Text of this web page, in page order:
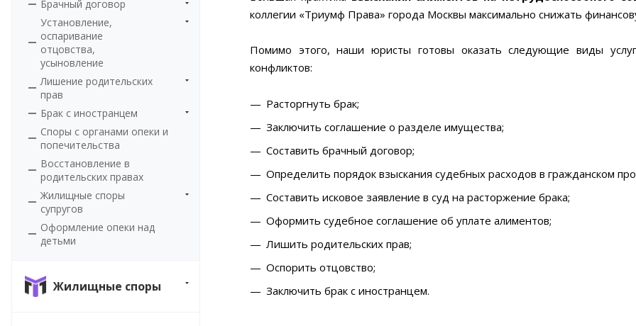
Брачный договор
Установление,
оспаривание
отцовства,
усыновление
Лишение родительских
прав
Брак с иностранцем
Споры с органами опеки и
попечительства
Восстановление в
родительских правах
Жилищные споры
супругов
Оформление опеки над
детьми
Жилищные споры
коллегии «Триумф Права» города Москвы максимально снижать
Помимо этого, наши юристы готовы оказать следующие виды
конфликтов:
Расторгнуть брак;
Заключить соглашение о разделе имущества;
Составить брачный договор;
Определить порядок взыскания судебных расходов в гражданском
Составить исковое заявление в суд на расторжение брака;
Оформить судебное соглашение об уплате алиментов;
Лишить родительских прав;
Оспорить отцовство;
Заключить брак с иностранцем.